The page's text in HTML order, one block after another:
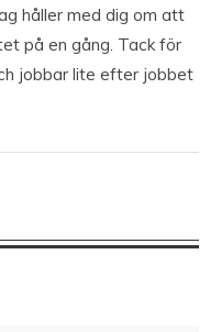
håller med dig om att
på en gång. Tack för
jobbar lite efter jobbet